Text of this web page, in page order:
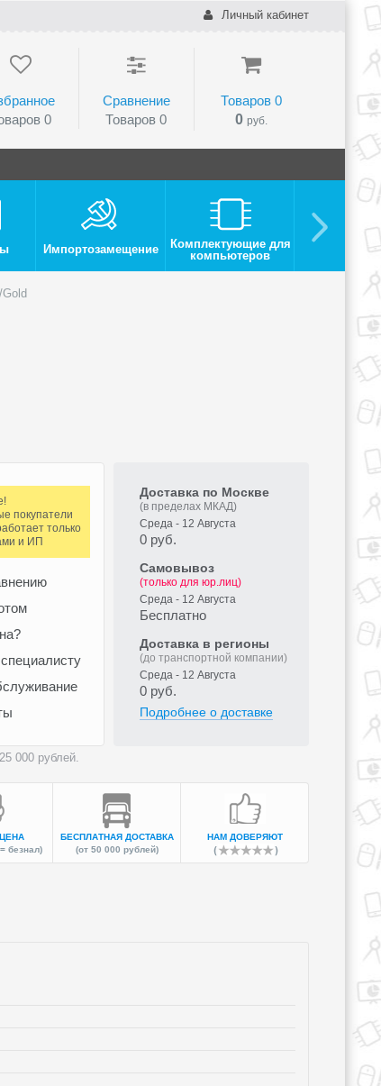
Личный кабинет
0
Сравнение
Товаров 0
Товаров 0
0 руб.
Импортозамещение
Комплектующие для
компьютеров
покупатели
только
и ИП
Доставка по Москве
(в пределах МКАД)
Среда - 12 Августа
0 руб.
Самовывоз
(только для юр.лиц)
Среда - 12 Августа
Бесплатно
Доставка в регионы
(до транспортной компании)
Среда - 12 Августа
0 руб.
Подробнее о доставке
000 рублей.
безнал)
БЕСПЛАТНАЯ ДОСТАВКА
(от 50 000 рублей)
НАМ ДОВЕРЯЮТ